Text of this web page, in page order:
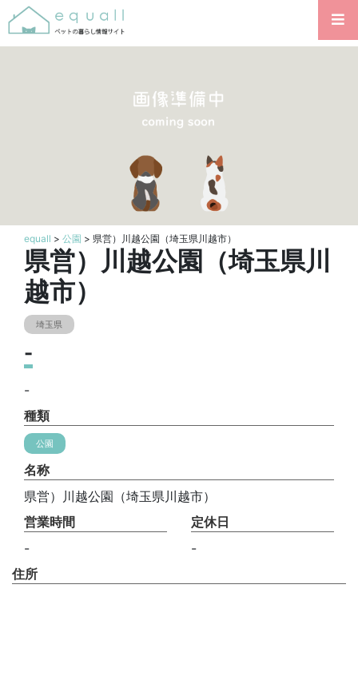
equall > 公園 > 県営）川越公園（埼玉県川越市）
県営）川越公園（埼玉県川
越市）
埼玉県
-
-
種類
公園
名称
県営）川越公園（埼玉県川越市）
営業時間
-
定休日
-
住所